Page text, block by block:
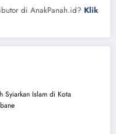
di AnakPanah.id? Klik
Syiarkan Islam di Kota